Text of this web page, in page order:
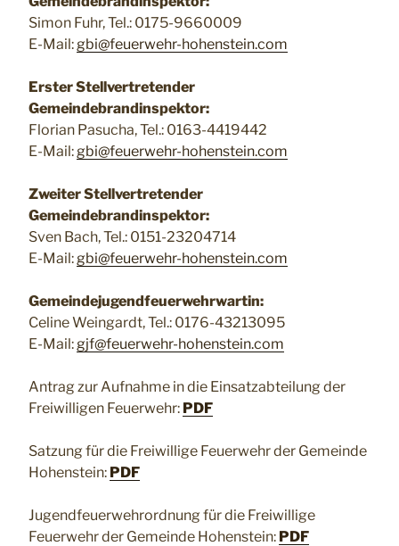
Simon Fuhr, Tel.: 0175-9660009
E-Mail: gbi@feuerwehr-hohenstein.com
Erster Stellvertretender
Gemeindebrandinspektor:
Florian Pasucha, Tel.: 0163-4419442
E-Mail: gbi@feuerwehr-hohenstein.com
Zweiter Stellvertretender
Gemeindebrandinspektor:
Sven Bach, Tel.: 0151-23204714
E-Mail: gbi@feuerwehr-hohenstein.com
Gemeindejugendfeuerwehrwartin:
Celine Weingardt, Tel.: 0176-43213095
E-Mail: gjf@feuerwehr-hohenstein.com
Antrag zur Aufnahme in die Einsatzabteilung der
Freiwilligen Feuerwehr: PDF
Satzung für die Freiwillige Feuerwehr der Gemeinde
Hohenstein: PDF
Jugendfeuerwehrordnung für die Freiwillige
Feuerwehr der Gemeinde Hohenstein: PDF